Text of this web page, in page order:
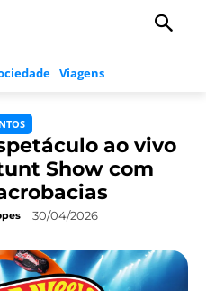
Viagens
ao vivo
Show com
30/04/2026